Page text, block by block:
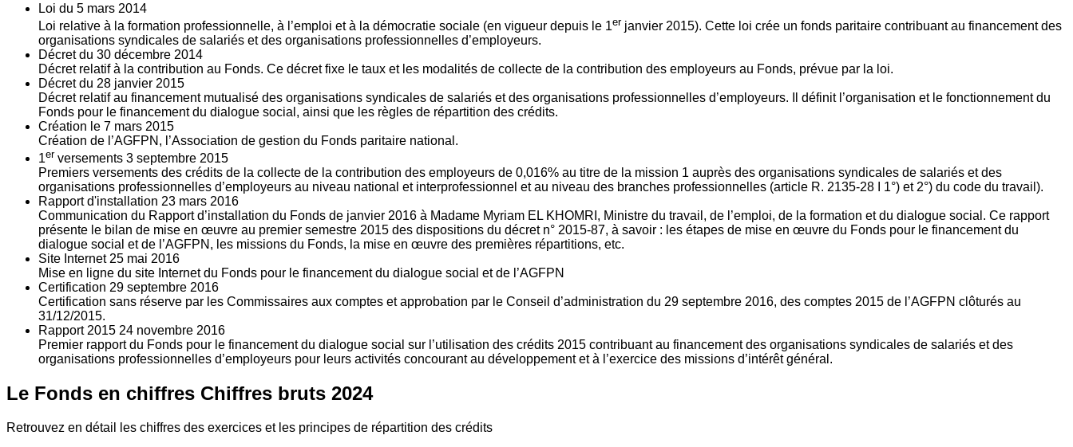
Loi du 5 mars 2014
Loi relative à la formation professionnelle, à l’emploi et à la démocratie sociale (en vigueur depuis le 1er janvier 2015). Cette loi crée un fonds paritaire contribuant au financement des
organisations syndicales de salariés et des organisations professionnelles d’employeurs.
Décret du 30 décembre 2014
Décret relatif à la contribution au Fonds. Ce décret fixe le taux et les modalités de collecte de la contribution des employeurs au Fonds, prévue par la loi.
Décret du 28 janvier 2015
Décret relatif au financement mutualisé des organisations syndicales de salariés et des organisations professionnelles d’employeurs. Il définit l’organisation et le fonctionnement du
Fonds pour le financement du dialogue social, ainsi que les règles de répartition des crédits.
Création le 7 mars 2015
Création de l’AGFPN, l’Association de gestion du Fonds paritaire national.
1er versements 3 septembre 2015
Premiers versements des crédits de la collecte de la contribution des employeurs de 0,016% au titre de la mission 1 auprès des organisations syndicales de salariés et des
organisations professionnelles d’employeurs au niveau national et interprofessionnel et au niveau des branches professionnelles (article R. 2135‐28 I 1°) et 2°) du code du travail).
Rapport d'installation 23 mars 2016
Communication du Rapport d’installation du Fonds de janvier 2016 à Madame Myriam EL KHOMRI, Ministre du travail, de l’emploi, de la formation et du dialogue social. Ce rapport
présente le bilan de mise en œuvre au premier semestre 2015 des dispositions du décret n° 2015-87, à savoir : les étapes de mise en œuvre du Fonds pour le financement du
dialogue social et de l’AGFPN, les missions du Fonds, la mise en œuvre des premières répartitions, etc.
Site Internet 25 mai 2016
Mise en ligne du site Internet du Fonds pour le financement du dialogue social et de l’AGFPN
Certification 29 septembre 2016
Certification sans réserve par les Commissaires aux comptes et approbation par le Conseil d’administration du 29 septembre 2016, des comptes 2015 de l’AGFPN clôturés au
31/12/2015.
Rapport 2015 24 novembre 2016
Premier rapport du Fonds pour le financement du dialogue social sur l’utilisation des crédits 2015 contribuant au financement des organisations syndicales de salariés et des
organisations professionnelles d’employeurs pour leurs activités concourant au développement et à l’exercice des missions d’intérêt général.
Le Fonds en chiffres Chiffres bruts 2024
Retrouvez en détail les chiffres des exercices et les principes de répartition des crédits